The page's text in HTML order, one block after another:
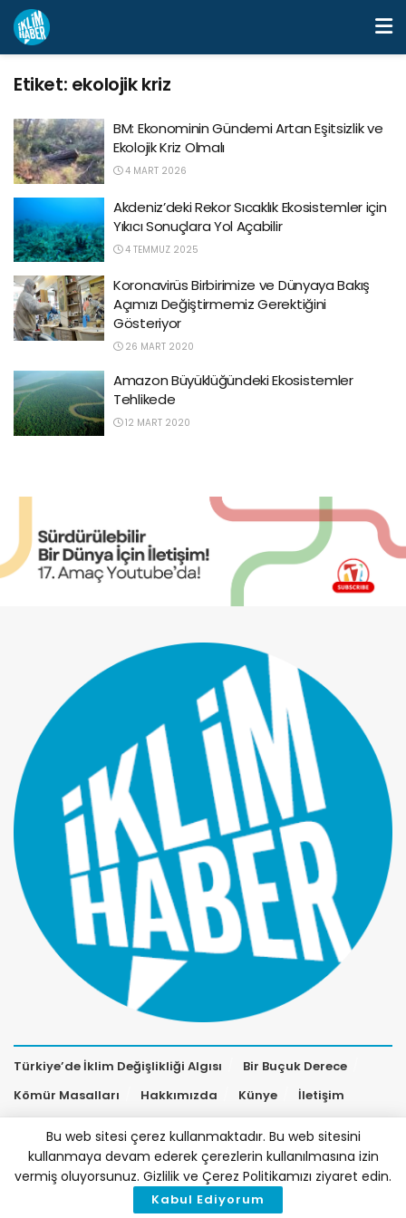
Etiket: ekolojik kriz
BM: Ekonominin Gündemi Artan Eşitsizlik ve
Ekolojik Kriz Olmalı
4 MART 2026
Akdeniz’deki Rekor Sıcaklık Ekosistemler için
Yıkıcı Sonuçlara Yol Açabilir
4 TEMMUZ 2025
Koronavirüs Birbirimize ve Dünyaya Bakış
Açımızı Değiştirmemiz Gerektiğini
Gösteriyor
26 MART 2020
Amazon Büyüklüğündeki Ekosistemler
Tehlikede
12 MART 2020
Türkiye’de İklim Değişlikliği Algısı
Bir Buçuk Derece
Kömür Masalları
Hakkımızda Künye İletişim
Bu web sitesi çerez kullanmaktadır. Bu web sitesini
kullanmaya devam ederek çerezlerin kullanılmasına izin
vermiş oluyorsunuz. Gizlilik ve Çerez Politikamızı ziyaret edin.
Kabul Ediyorum